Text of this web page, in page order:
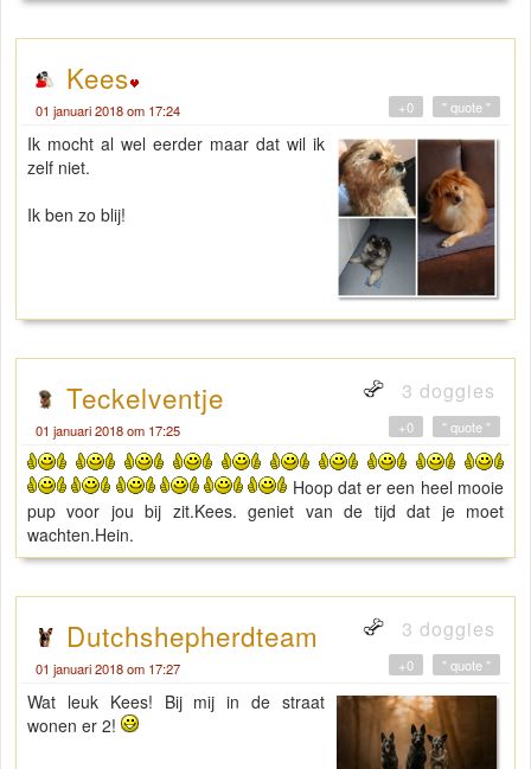
Kees
01 januari 2018 om 17:24 " quote "
+0
Ik mocht al wel eerder maar dat wil ik
zelf niet.
Ik ben zo blij!
Teckelventje 3 doggies
01 januari 2018 om 17:25 " quote "
+0
Hoop dat er een heel mooie
pup voor jou bij zit.Kees. geniet van de tijd dat je moet
wachten.Hein.
Dutchshepherdteam 3 doggies
01 januari 2018 om 17:27 " quote "
+0
Wat leuk Kees! Bij mij in de straat
wonen er 2!